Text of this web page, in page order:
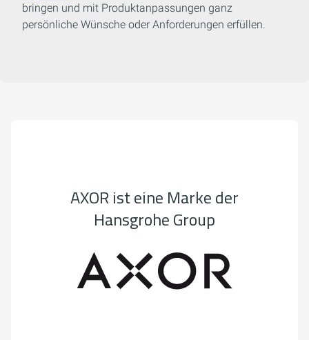
bringen und mit Produktanpassungen ganz
persönliche Wünsche oder Anforderungen erfüllen.
AXOR ist eine Marke der
Hansgrohe Group